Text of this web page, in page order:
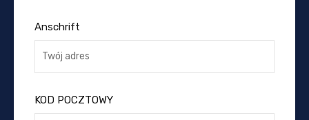
Anschrift
KOD POCZTOWY